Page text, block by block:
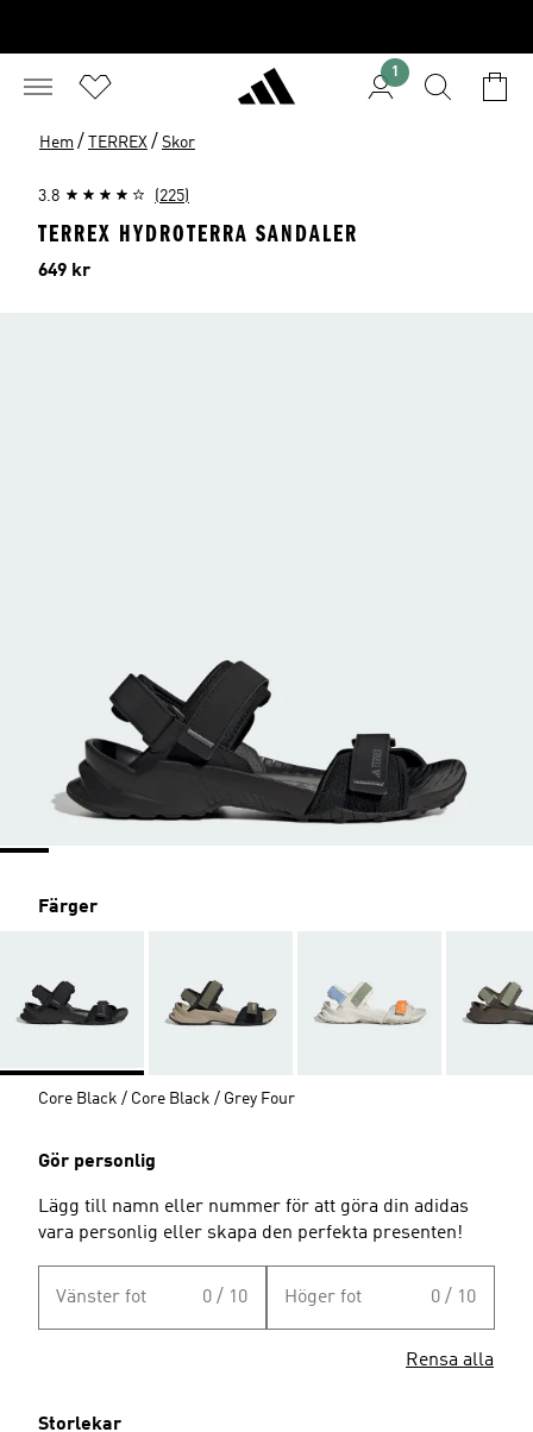
1
Hem / TERREX / Skor
3.8 (225)
TERREX HYDROTERRA SANDALER
Pris
649 kr
Färger
Core Black / Core Black / Grey Four
Gör personlig
Lägg till namn eller nummer för att göra din adidas
vara personlig eller skapa den perfekta presenten!
Vänster fot 0 / 10 Höger fot 0 / 10
Rensa alla
Storlekar